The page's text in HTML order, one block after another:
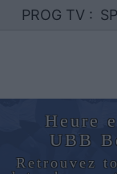
PROG TV :
Heure
UBB
Retrouvez